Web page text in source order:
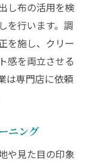
し布の活用を検
を行います。調
を施し、クリー
感を両立させる
は専門店に依頼
ニング
や見た目の印象